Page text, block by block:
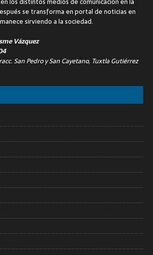
se transforma en portal de noticias en
sirviendo a la sociedad.
Vázquez
San Pedro y San Cayetano, Tuxtla Gutiérrez